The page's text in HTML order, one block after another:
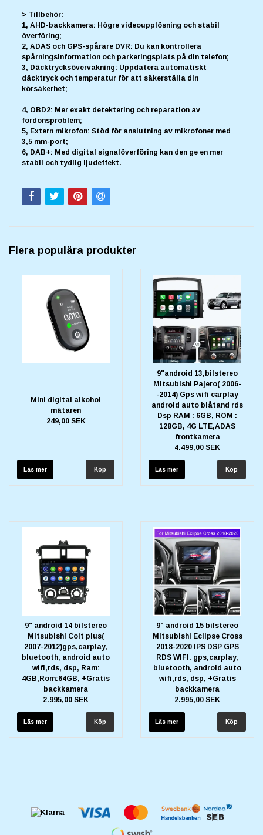
> Tillbehör:
1, AHD-backkamera: Högre videoupplösning och stabil
överföring;
2, ADAS och GPS-spårare DVR: Du kan kontrollera
spårningsinformation och parkeringsplats på din telefon;
3, Däcktrycksövervakning: Uppdatera automatiskt
däcktryck och temperatur för att säkerställa din
körsäkerhet;
4, OBD2: Mer exakt detektering och reparation av
fordonsproblem;
5, Extern mikrofon: Stöd för anslutning av mikrofoner med
3,5 mm-port;
6, DAB+: Med digital signalöverföring kan den ge en mer
stabil och tydlig ljudeffekt.
Flera populära produkter
Mini digital alkohol
mätaren
249,00 SEK
Läs mer
9"android 13,bilstereo
Mitsubishi Pajero( 2006-
-2014) Gps wifi carplay
android auto blåtand rds
Dsp RAM : 6GB, ROM :
128GB, 4G LTE,ADAS
frontkamera
4.499,00 SEK
Läs mer
9" android 14 bilstereo
Mitsubishi Colt plus(
2007-2012)gps,carplay,
bluetooth, android auto
wifi,rds, dsp, Ram:
4GB,Rom:64GB, +Gratis
backkamera
2.995,00 SEK
Läs mer
9" android 15 bilstereo
Mitsubishi Eclipse Cross
2018-2020 IPS DSP GPS
RDS WIFI. gps,carplay,
bluetooth, android auto
wifi,rds, dsp, +Gratis
backkamera
2.995,00 SEK
Läs mer